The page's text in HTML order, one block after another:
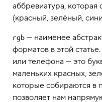
аббревиатура,
(красный, зелёный,
rgb — наименее
форматов в этой
или телефона — это
маленьких красных,
которые собираются в
позволяет нам